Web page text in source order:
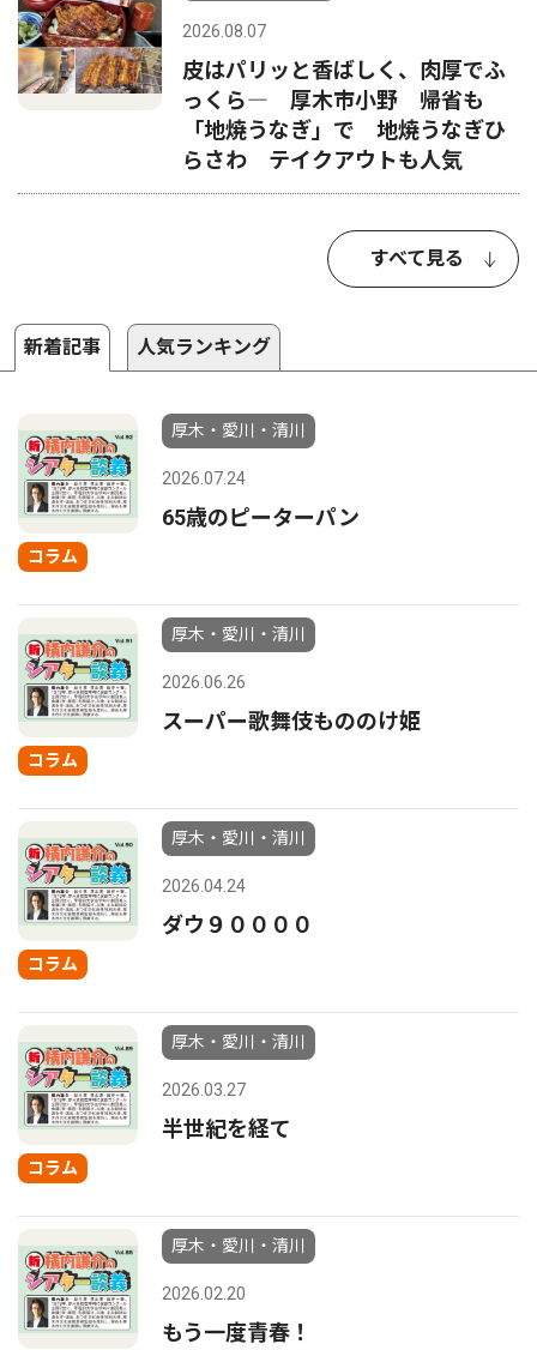
2026.08.07
皮はパリッと香ばしく、肉厚でふ
っくら― 厚木市小野 帰省も
「地焼うなぎ」で 地焼うなぎひ
らさわ テイクアウトも人気
すべて見る
新着記事 人気ランキング
コラム
厚木・愛川・清川
2026.07.24
65歳のピーターパン
コラム
厚木・愛川・清川
2026.06.26
スーパー歌舞伎もののけ姫
コラム
厚木・愛川・清川
2026.04.24
ダウ９００００
コラム
厚木・愛川・清川
2026.03.27
半世紀を経て
厚木・愛川・清川
2026.02.20
もう一度青春！